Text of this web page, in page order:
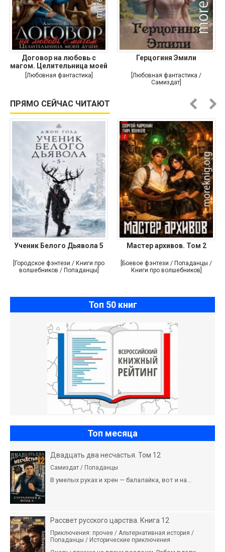
Договор на любовь с
магом. Целительница моей
души
[Любовная фантастика]
Герцогиня Эмили
[Любовная фантастика /
Самиздат]
ПРЯМО СЕЙЧАС ЧИТАЮТ
Ученик Белого Дьявола 5
[Городское фэнтези / Книги про
волшебников / Попаданцы]
Мастер архивов. Том 2
[Боевое фэнтези / Попаданцы /
Книги про волшебников]
Топ 50 книг
Топ месяца
Двадцать два несчастья. Том 12
Самиздат / Попаданцы
В умелых руках и хрен — балалайка, вот и на...
Рассвет русского царства. Книга 12
Приключения: прочее / Альтернативная история /
Попаданцы / Исторические приключения